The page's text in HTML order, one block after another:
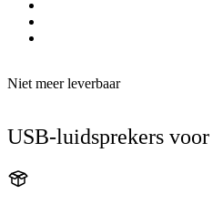
Niet meer leverbaar
USB-luidsprekers